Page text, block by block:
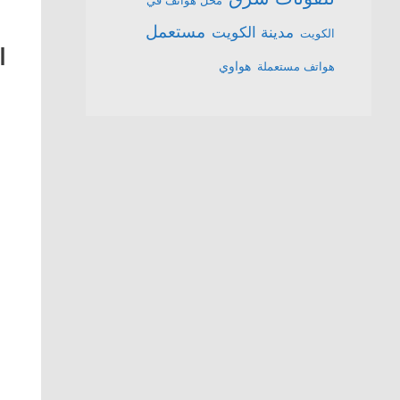
الكويت مدينة الكويت مستعمل
هواتف مستعملة هواوي